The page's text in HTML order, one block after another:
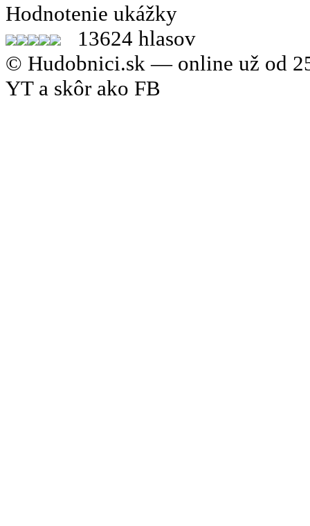
Hodnotenie ukážky
13624 hlasov
© Hudobnici.sk — online už od
YT a skôr ako FB